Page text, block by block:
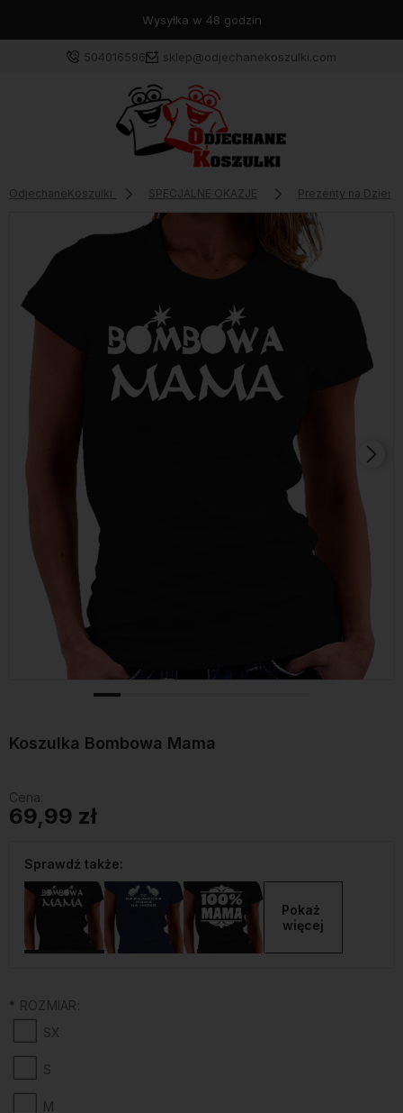
Wysyłka w 48 godzin
504016596 sklep@odjechanekoszulki.com
OdjechaneKoszulki SPECJALNE OKAZJE Prezenty na Dzień
Koszulka Bombowa Mama
Cena:
69,99 zł
Sprawdź także:
Pokaż
więcej
* ROZMIAR:
SX
S
M